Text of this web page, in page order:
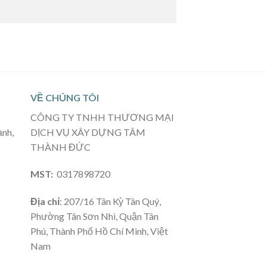
VỀ CHÚNG TÔI
CÔNG TY TNHH THƯƠNG MẠI
DỊCH VỤ XÂY DỰNG TÂM
THÀNH ĐỨC
MST: 0317898720
Địa chỉ: 207/16 Tân Kỳ Tân Quý,
Phường Tân Sơn Nhì, Quận Tân
Phú, Thành Phố Hồ Chí Minh, Việt
Nam